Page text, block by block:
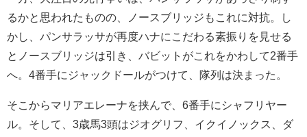
るかと思われたものの、ノースブリッジもこれに対抗。し
かし、パンサラッサが再度ハナにこだわる素振りを見せる
とノースブリッジは引き、バビットがこれをかわして2番手
へ。4番手にジャックドールがつけて、隊列は決まった。
そこからマリアエレーナを挟んで、6番手にシャフリヤー
ル。そして、3歳馬3頭はジオグリフ、イクイノックス、ダ